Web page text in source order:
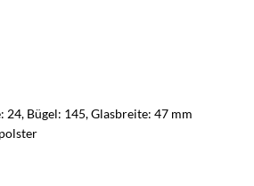
24, Bügel: 145, Glasbreite: 47 mm